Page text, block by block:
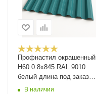
Профнастил окрашенный
Н60 0.8х845 RAL 9010
белый длина под заказ
арт.1290516
В наличии